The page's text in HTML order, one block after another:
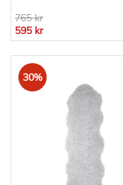
765 kr
595 kr
30%